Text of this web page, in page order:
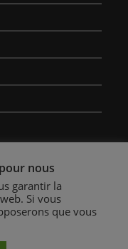
Mentions Légales
nous
garantir la
Si vous
que vous